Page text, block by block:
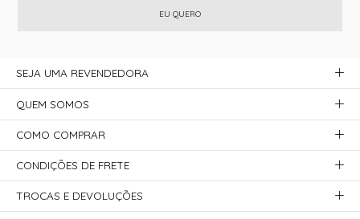
EU QUERO
SEJA UMA REVENDEDORA
QUEM SOMOS
COMO COMPRAR
CONDIÇÕES DE FRETE
TROCAS E DEVOLUÇÕES